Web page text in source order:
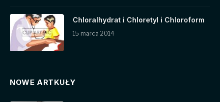
Chloralhydrat i Chloretyl i Chloroform
15 marca 2014
NOWE ARTKUŁY